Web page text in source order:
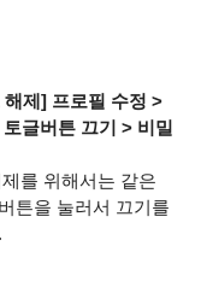
제] 프로필 수정 >
글버튼 끄기 > 비밀
를 위해서는 같은
튼을 눌러서 끄기를